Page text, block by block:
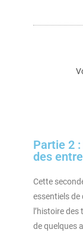
Partie 2
des
Cette
essentiels de
l’histoire
de quelques